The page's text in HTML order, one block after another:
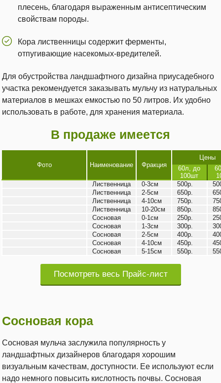
плесень, благодаря выраженным антисептическим
свойствам породы.
Кора лиственницы содержит ферменты,
отпугивающие насекомых-вредителей.
Для обустройства ландшафтного дизайна приусадебного
участка рекомендуется заказывать мульчу из натуральных
материалов в мешках емкостью по 50 литров. Их удобно
использовать в работе, для хранения материала.
В продаже имеется
Фото Наименование Фракция
Цены
60л, до
100шт
Лиственница
0-3см 500р.
Лиственница
2-5см 650р.
Лиственница
4-10см 750р.
Лиственница
10-20см 850р.
Сосновая
0-1см 250р.
Сосновая
1-3см 300р.
Сосновая
2-5см 400р.
Сосновая
4-10см 450р.
Сосновая
5-15см 550р.
Посмотреть весь Прайс-лист
Сосновая кора
Сосновая мульча заслужила популярность у
ландшафтных дизайнеров благодаря хорошим
визуальным качествам, доступности. Ее используют если
надо немного повысить кислотность почвы. Сосновая